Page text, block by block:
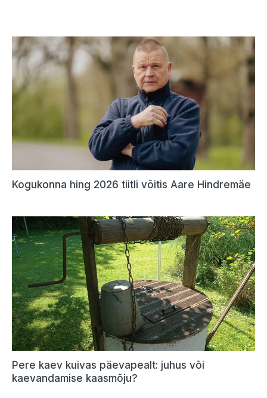
Kogukonna hing 2026 tiitli võitis Aare Hindremäe
Pere kaev kuivas päevapealt: juhus või
kaevandamise kaasmõju?